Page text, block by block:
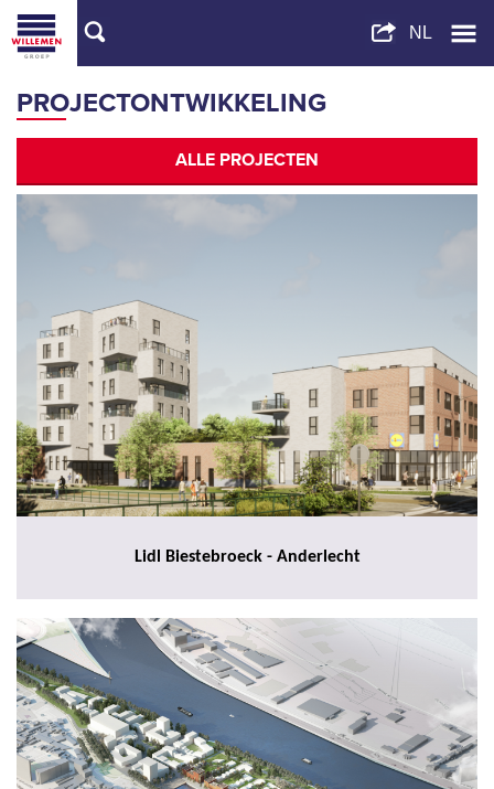
PROJECTONTWIKKELING
ALLE PROJECTEN
Lidl Biestebroeck - Anderlecht